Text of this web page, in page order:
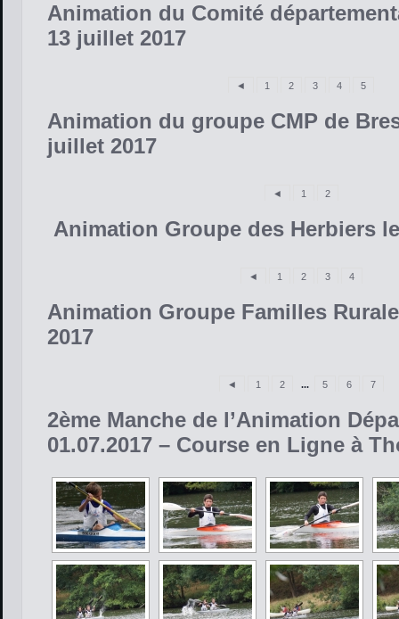
Animation du Comité
13 juillet 2017
◄ 1 2 3 4 5
Animation du groupe CMP de
juillet 2017
◄ 1 2
Animation Groupe des Herbiers
◄ 1 2 3 4
Animation Groupe Familles
2017
◄ 1 2 ... 5 6 7
2ème Manche de l’Animation
01.07.2017 – Course en Ligne à